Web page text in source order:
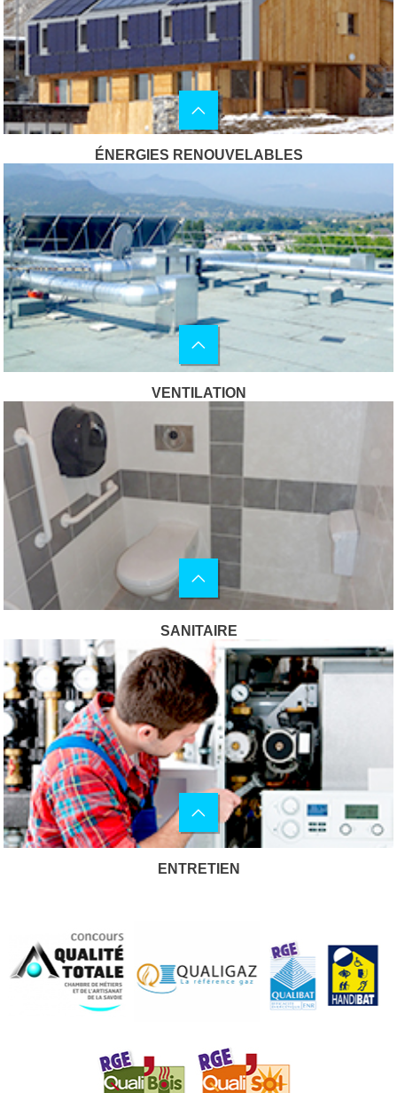
ÉNERGIES RENOUVELABLES
VENTILATION
SANITAIRE
ENTRETIEN